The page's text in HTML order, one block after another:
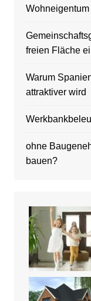
freien Fläche
Warum
attraktiver wird
ohne
bauen?